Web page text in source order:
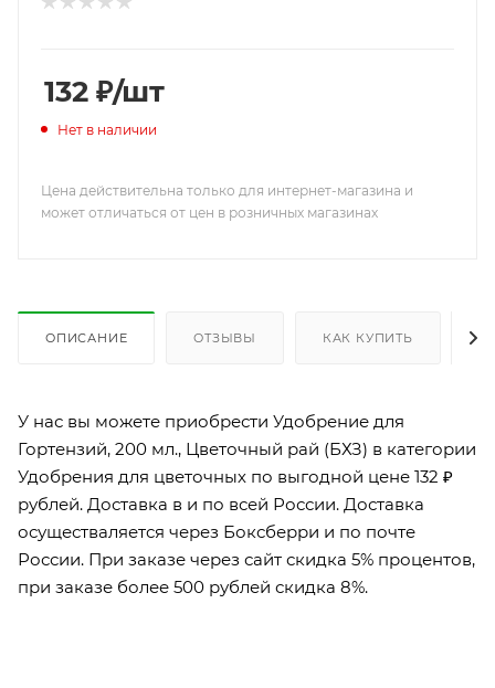
132 ₽/шт
Нет в наличии
Цена действительна только для интернет-магазина и
может отличаться от цен в розничных магазинах
ОПИСАНИЕ ОТЗЫВЫ КАК КУПИТЬ
У нас вы можете приобрести Удобрение для
Гортензий, 200 мл., Цветочный рай (БХЗ) в категории
Удобрения для цветочных по выгодной цене 132 ₽
рублей. Доставка в и по всей России. Доставка
осуществаляется через Боксберри и по почте
России. При заказе через сайт скидка 5% процентов,
при заказе более 500 рублей скидка 8%.